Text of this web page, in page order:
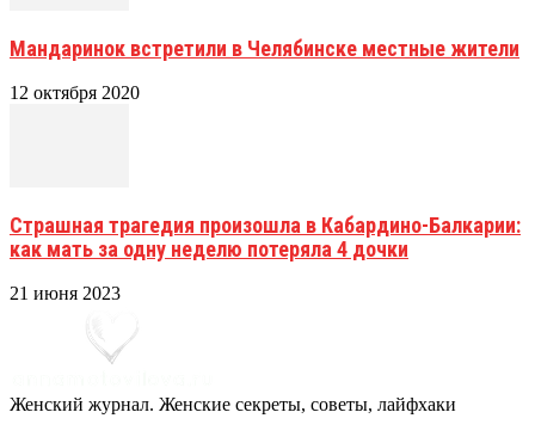
Мандаринок встретили в Челябинске местные жители
12 октября 2020
Страшная трагедия произошла в Кабардино-Балкарии:
как мать за одну неделю потеряла 4 дочки
21 июня 2023
Женский журнал. Женские секреты, советы, лайфхаки